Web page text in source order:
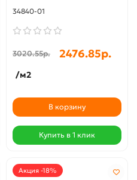
34840-01
3020.55р. 2476.85р.
/м2
В корзину
Купить в 1 клик
Акция -18%